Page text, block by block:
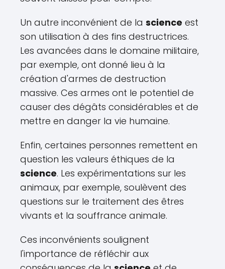
Un autre inconvénient de la science est
son utilisation à des fins destructrices.
Les avancées dans le domaine militaire,
par exemple, ont donné lieu à la
création d'armes de destruction
massive. Ces armes ont le potentiel de
causer des dégâts considérables et de
mettre en danger la vie humaine.
Enfin, certaines personnes remettent en
question les valeurs éthiques de la
science. Les expérimentations sur les
animaux, par exemple, soulèvent des
questions sur le traitement des êtres
vivants et la souffrance animale.
Ces inconvénients soulignent
l'importance de réfléchir aux